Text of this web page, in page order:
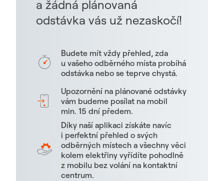
a žádná plánovaná
odstávka vás už nezaskočí!
Budete mít vždy přehled, zda
u vašeho odběrného místa probíhá
odstávka nebo se teprve chystá.
Upozornění na plánované odstávky
vám budeme posílat na mobil
min. 15 dní předem.
Díky naší aplikaci získáte navíc
i perfektní přehled o svých
odběrných místech a všechny věci
kolem elektřiny vyřídíte pohodlně
z mobilu bez volání na kontaktní
centrum.